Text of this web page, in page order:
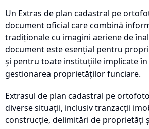
Un Extras de plan cadastral pe
document oficial care combină
tradiționale cu imagini aeriene de
document este esențial pentru
și pentru toate instituțiile implicate
gestionarea proprietăților funciare.
Extrasul de plan cadastral pe
diverse situații, inclusiv tranzacții
construcție, delimitări de proprietăți